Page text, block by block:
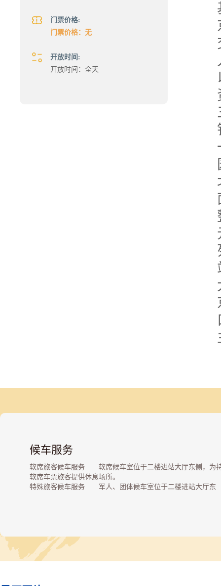
门票价格:
门票价格：无
开放时间:
开放时间：全天
候车服务
软席旅客候车服务 软席候车室位于二楼进站大厅东侧，为
软席车票旅客提供休息场所。
特殊旅客候车服务 军人、团体候车室位于二楼进站大厅东
门的候车区域。